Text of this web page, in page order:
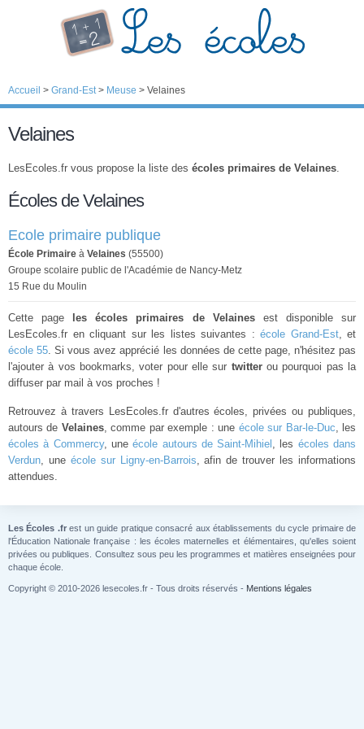
Accueil > Grand-Est> Meuse > Velaines
Velaines
LesEcoles.fr vous propose la liste des écoles primaires de Velaines.
Écoles de Velaines
Ecole primaire publique
École Primaire à Velaines (55500)
Groupe scolaire public de l'Académie de Nancy-Metz
15 Rue du Moulin
Cette page les écoles primaires de Velainesest disponible sur
LesEcoles.fr en cliquant sur les listes suivantes : école Grand-Est, et
école 55. Si vous avez apprécié les données de cette page, n'hésitez pas
l'ajouter à vos bookmarks, voter pour elle sur twitterou pourquoi pas la
diffuser par mail à vos proches !
Retrouvez à travers LesEcoles.fr d'autres écoles, privées ou publiques,
autours de Velaines, comme par exemple : une école sur Bar-le-Duc, les
écoles à Commercy, uneécole autours de Saint-Mihiel , les écoles dans
Verdun, une école sur Ligny-en-Barrois, afin de trouver les informations
attendues.
Les Écoles .frest un guide pratique consacré aux établissements du cycle primaire de
l'Éducation Nationale française : les écoles maternelles et élémentaires, qu'elles soient
privées ou publiques. Consultez sous peu les programmes et matières enseignées pour
chaque école.
Copyright © 2010-2026 lesecoles.fr - Tous droits réservés - Mentions légales